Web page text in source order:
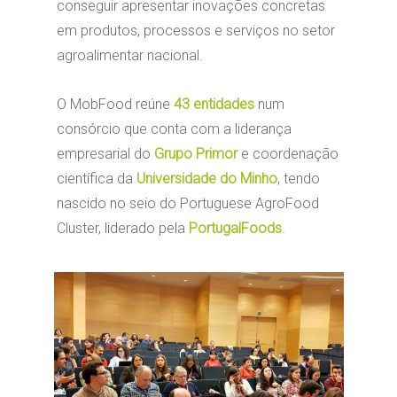
conseguir apresentar inovações concretas
em produtos, processos e serviços no setor
agroalimentar nacional.
O MobFood reúne 43 entidades num
consórcio que conta com a liderança
empresarial do Grupo Primore coordenação
científica da Universidade do Minho, tendo
nascido no seio do Portuguese AgroFood
Cluster, liderado pela PortugalFoods.